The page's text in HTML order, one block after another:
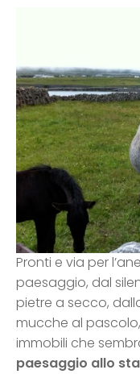
Pronti e via per
paesaggio, dal
pietre a secco,
mucche al
immobili che
paesaggio allo